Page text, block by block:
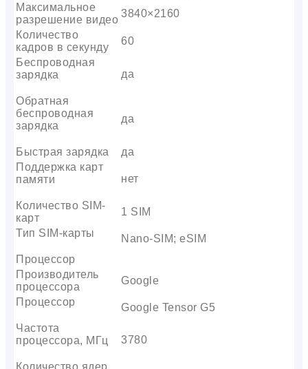
Максимальное
разрешение видео
3840×2160
Количество
кадров в секунду
60
Беспроводная
зарядка
да
Обратная
беспроводная
зарядка
да
Быстрая зарядка
да
Поддержка карт
памяти
нет
Количество SIM-
карт
1 SIM
Тип SIM-карты
Nano-SIM; eSIM
Процессор
Производитель
процессора
Google
Процессор
Google Tensor G5
Частота
процессора, МГц
3780
Количество ядер